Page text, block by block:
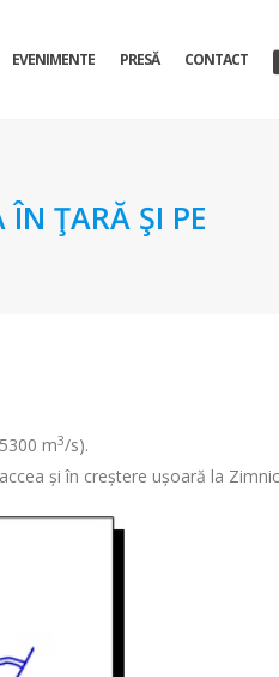
EVENIMENTE PRESĂ CONTACT
ŢARĂ ŞI PE
m3/s).
și în creștere ușoară la